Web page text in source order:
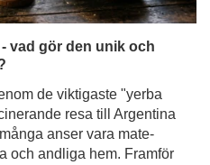
vad gör den unik och
de viktigaste "yerba
resa till Argentina
anser vara mate-
och andliga hem. Framför